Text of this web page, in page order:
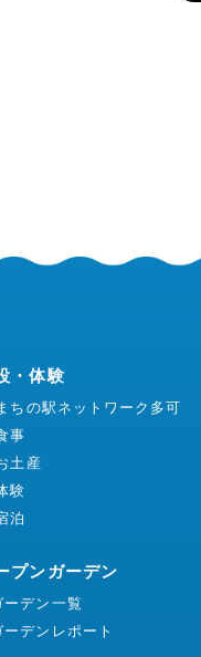
・体験
ちの駅ネットワーク多可
事
土産
験
泊
プンガーデン
ーデン一覧
ーデンレポート